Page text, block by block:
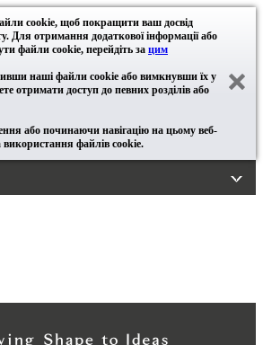
cookie, щоб покращити ваш досвід
Для отримання додаткової інформації або
файли cookie, перейдіть за цим
наші файли cookie або вимкнувши їх у
отримати доступ до певних розділів або
або починаючи навігацію на цьому веб-
використання файлів cookie.